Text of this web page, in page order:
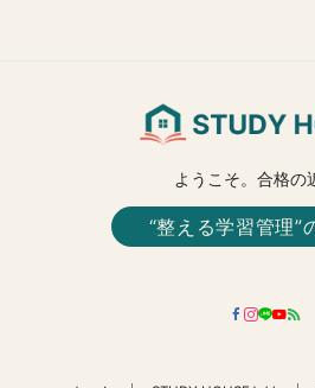
ようこそ。合格の
“整える学習管理”